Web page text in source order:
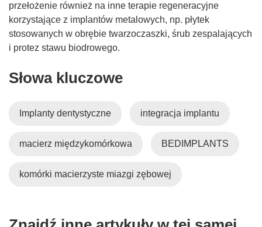
przełożenie również na inne terapie regeneracyjne
korzystające z implantów metalowych, np. płytek
stosowanych w obrębie twarzoczaszki, śrub zespalających
i protez stawu biodrowego.
Słowa kluczowe
Implanty dentystyczne integracja implantu
macierz międzykomórkowa BEDIMPLANTS
komórki macierzyste miazgi zębowej